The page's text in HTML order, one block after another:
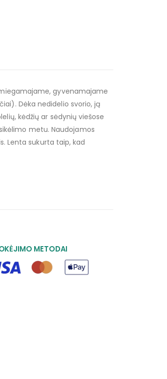
gyvenamajame
Dėka nedidelio svorio, ją
kėdžių ar sėdynių viešose
metu. Naudojamos
Lenta sukurta taip, kad
METODAI